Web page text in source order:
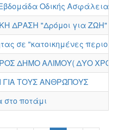
Οδικής Ασφάλειας
ΔΡΑΣΗ "Δρόμοι για ΖΩΗ"
σε "κατοικημένες
ΔΗΜΟ ΑΛΙΜΟΥ( ΔΥΟ
ΓΙΑ ΤΟΥΣ ΑΝΘΡΏΠΟΥΣ
ποτάμι